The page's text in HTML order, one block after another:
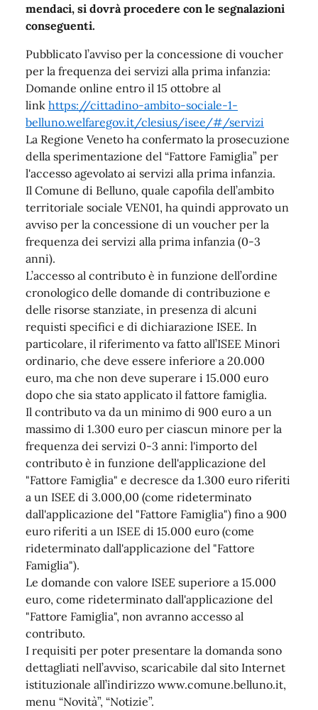
mendaci, si dovrà procedere con le segnalazioni
conseguenti.
Pubblicato l’avviso per la concessione di voucher
per la frequenza dei servizi alla prima infanzia:
Domande online entro il 15 ottobre al
link https://cittadino-ambito-sociale-1-
belluno.welfaregov.it/clesius/isee/#/servizi
La Regione Veneto ha confermato la prosecuzione
della sperimentazione del “Fattore Famiglia” per
l'accesso agevolato ai servizi alla prima infanzia.
Il Comune di Belluno, quale capofila dell’ambito
territoriale sociale VEN01, ha quindi approvato un
avviso per la concessione di un voucher per la
frequenza dei servizi alla prima infanzia (0-3
anni).
L’accesso al contributo è in funzione dell’ordine
cronologico delle domande di contribuzione e
delle risorse stanziate, in presenza di alcuni
requisti specifici e di dichiarazione ISEE. In
particolare, il riferimento va fatto all’ISEE Minori
ordinario, che deve essere inferiore a 20.000
euro, ma che non deve superare i 15.000 euro
dopo che sia stato applicato il fattore famiglia.
Il contributo va da un minimo di 900 euro a un
massimo di 1.300 euro per ciascun minore per la
frequenza dei servizi 0-3 anni: l'importo del
contributo è in funzione dell'applicazione del
"Fattore Famiglia" e decresce da 1.300 euro riferiti
a un ISEE di 3.000,00 (come rideterminato
dall'applicazione del "Fattore Famiglia") fino a 900
euro riferiti a un ISEE di 15.000 euro (come
rideterminato dall'applicazione del "Fattore
Famiglia").
Le domande con valore ISEE superiore a 15.000
euro, come rideterminato dall'applicazione del
"Fattore Famiglia", non avranno accesso al
contributo.
I requisiti per poter presentare la domanda sono
dettagliati nell’avviso, scaricabile dal sito Internet
istituzionale all’indirizzo www.comune.belluno.it,
menu “Novità”, “Notizie”.